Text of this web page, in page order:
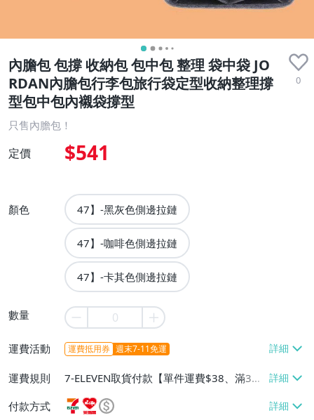
內膽包 包撐 收納包 包中包 整理 袋中袋 JO
RDAN內膽包行李包旅行袋定型收納整理撐
型包中包內襯袋撐型
0
只售內膽包！
定價 $541
顏色 47】-黑灰色側邊拉鏈
47】-咖啡色側邊拉鏈
47】-卡其色側邊拉鏈
數量
運費活動 運費抵用券 週末7-11免運
運費規則
7-ELEVEN取貨付款【單件運費$38、滿3件
或消費滿$1000免運費】、萊爾富取貨付款
【單件運費$60、滿3件或消費滿$1000免
付款方式